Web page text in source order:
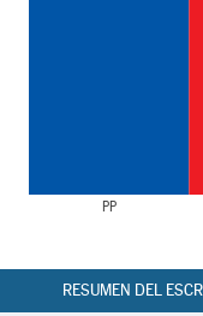
PP
RESUMEN DEL